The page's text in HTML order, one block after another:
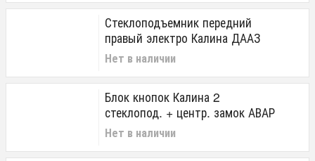
Стеклоподъемник передний
правый электро Калина ДААЗ
Нет в наличии
Блок кнопок Калина 2
стеклопод. + центр. замок АВАР
Нет в наличии